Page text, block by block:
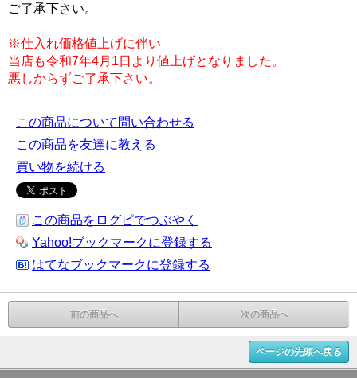
ご了承下さい。
※仕入れ価格値上げに伴い
当店も令和7年4月1日より値上げとなりました。
悪しからずご了承下さい。
この商品について問い合わせる
この商品を友達に教える
買い物を続ける
この商品をログピでつぶやく
Yahoo!ブックマークに登録する
はてなブックマークに登録する
前の商品へ 次の商品へ
ページの先頭へ戻る